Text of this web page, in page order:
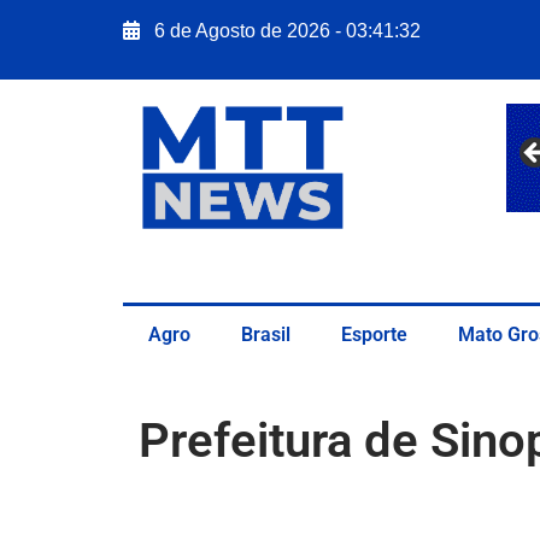
6 de Agosto de 2026 - 03:41:33
Agro Brasil Esporte Mato
Prefeitura de